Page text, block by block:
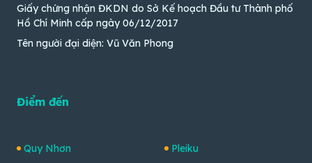
Giấy chứng nhận ĐKDN do Sở Kế hoạch Đầu tư Thành phố
Hồ Chí Minh cấp ngày 06/12/2017
Tên người đại diện: Vũ Văn Phong
Điểm đến
Quy Nhơn
Pleiku